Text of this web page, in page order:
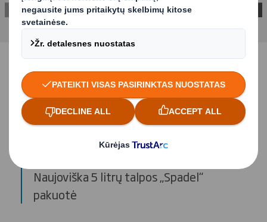
SUSISIEKITE SU MUMIS
Atvejo analizė
Naujoviška 5 litrų talpos „Spadel“
pakuotė